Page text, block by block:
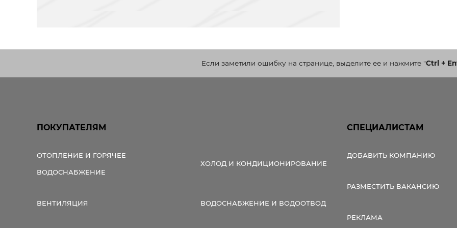
Если заметили ошибку на странице, выделите ее и нажмите"Ctrl +
ПОКУПАТЕЛЯМ
ОТОПЛЕНИЕ И ГОРЯЧЕЕ
ВОДОСНАБЖЕНИЕ
ХОЛОД И КОНДИЦИОНИРОВАНИЕ
ВЕНТИЛЯЦИЯ ВОДОСНАБЖЕНИЕ И ВОДООТВОД
СПЕЦИАЛИСТАМ
ДОБАВИТЬ КОМПАНИЮ
РАЗМЕСТИТЬ ВАКАНСИЮ
РЕКЛАМА